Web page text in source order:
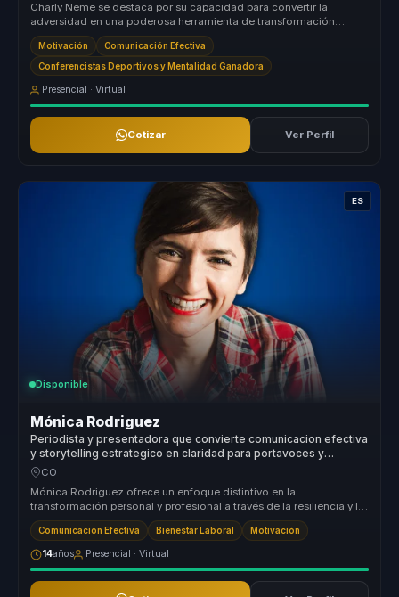
Charly Neme se destaca por su capacidad para convertir la
adversidad en una poderosa herramienta de transformación
organizacional. Su enf...
Motivación Comunicación Efectiva
Conferencistas Deportivos y Mentalidad Ganadora
Presencial · Virtual
Cotizar Ver Perfil
ES
Disponible
Mónica Rodriguez
Periodista y presentadora que convierte comunicacion efectiva
y storytelling estrategico en claridad para portavoces y
equipos comerciales.
CO
Mónica Rodriguez ofrece un enfoque distintivo en la
transformación personal y profesional a través de la resiliencia y la
comunicación au...
Comunicación Efectiva Bienestar Laboral Motivación
14años Presencial · Virtual